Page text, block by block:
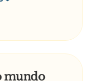
duas vezes.
de casa.
tão raro,
mundo